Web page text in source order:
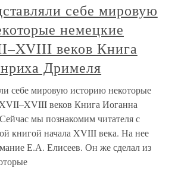
себе мировую
немецкие
веков Книга
Дримеля
себе мировую историю некоторые
веков Книга Иоганна
мы познакомим читателя с
книгой начала XVIII века. На нее
Е.А. Елисеев. Он же сделал из